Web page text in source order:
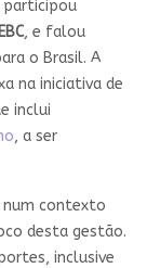
participou
EBC, e falou
o Brasil. A
na iniciativa de
inclui
, a ser
num contexto
desta gestão.
inclusive